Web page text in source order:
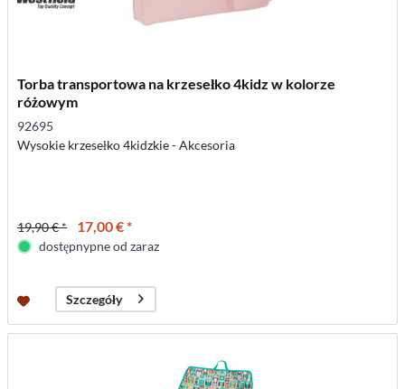
Torba transportowa na krzesełko 4kidz w kolorze
różowym
92695
Wysokie krzesełko 4kidzkie - Akcesoria
19,90 € * 17,00 € *
dostępnypne od zaraz
Szczegóły